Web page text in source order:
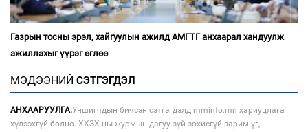
Газрын тосны эрэл, хайгуулын ажилд АМГТГ анхаарал хандуулж
ажиллахыг үүрэг өглөө
МЭДЭЭНИЙ СЭТГЭГДЭЛ
АНХААРУУЛГА:Уншигчдын бичсэн сэтгэгдэлд mminfo.mn хариуцлага
хүлээхгүй болно. ХХЗХ-ны журмын дагуу зүй зохисгүй зарим үг,